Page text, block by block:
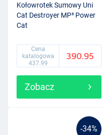
Kołowrotek Sumowy Uni
Cat Destroyer MP³ Power
Cat
Cena
katalogowa
437.99
390.95
Zobacz
-34%